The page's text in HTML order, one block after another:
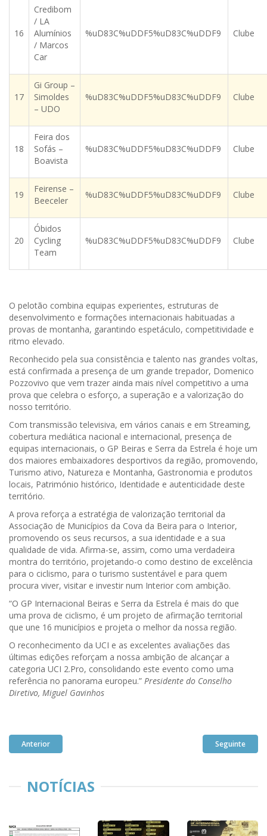
16
Credibom
/ LA
Alumínios
/ Marcos
Car
%uD83C%uDDF5%uD83C%uDDF9 Clube
17
Gi Group –
Simoldes
– UDO
%uD83C%uDDF5%uD83C%uDDF9 Clube
18
Feira dos
Sofás –
Boavista
%uD83C%uDDF5%uD83C%uDDF9 Clube
19
Feirense –
Beeceler
%uD83C%uDDF5%uD83C%uDDF9 Clube
20
Óbidos
Cycling
Team
%uD83C%uDDF5%uD83C%uDDF9 Clube
O pelotão combina equipas experientes, estruturas de
desenvolvimento e formações internacionais habituadas a
provas de montanha, garantindo espetáculo, competitividade e
ritmo elevado.
Reconhecido pela sua consistência e talento nas grandes voltas,
está confirmada a presença de um grande trepador, Domenico
Pozzovivo que vem trazer ainda mais nível competitivo a uma
prova que celebra o esforço, a superação e a valorização do
nosso território.
Com transmissão televisiva, em vários canais e em Streaming,
cobertura mediática nacional e internacional, presença de
equipas internacionais, o GP Beiras e Serra da Estrela é hoje um
dos maiores embaixadores desportivos da região, promovendo,
Turismo ativo, Natureza e Montanha, Gastronomia e produtos
locais, Património histórico, Identidade e autenticidade deste
território.
A prova reforça a estratégia de valorização territorial da
Associação de Municípios da Cova da Beira para o Interior,
promovendo os seus recursos, a sua identidade e a sua
qualidade de vida. Afirma-se, assim, como uma verdadeira
montra do território, projetando-o como destino de excelência
para o ciclismo, para o turismo sustentável e para quem
procura viver, visitar e investir num Interior com ambição.
“O GP Internacional Beiras e Serra da Estrela é mais do que
uma prova de ciclismo, é um projeto de afirmação territorial
que une 16 municípios e projeta o melhor da nossa região.
O reconhecimento da UCI e as excelentes avaliações das
últimas edições reforçam a nossa ambição de alcançar a
categoria UCI 2.Pro, consolidando este evento como uma
referência no panorama europeu.” Presidente do Conselho
Diretivo, Miguel Gavinhos
Anterior Seguinte
NOTÍCIAS